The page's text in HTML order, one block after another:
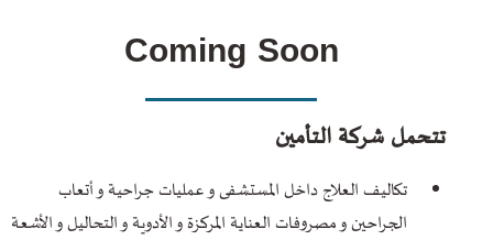
Coming Soon
تتحمل شركة التأمين
تكاليف العلاج داخل المستشفى و عمليات جراحية و أتعاب
الجراحين و مصروفات العناية المركزة و الأدوية و التحاليل و الأشعة